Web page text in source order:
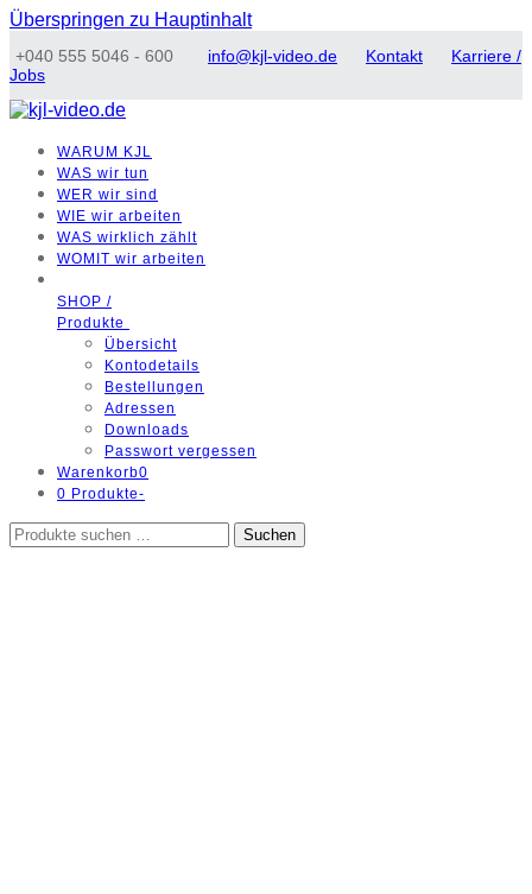
Überspringen zu Hauptinhalt
+040 555 5046 - 600 info@kjl-video.de Kontakt
Karriere /
Jobs
WARUM
KJL
WAS wir tun
WER wir sind
WIE wir arbeiten
WAS wirklich zählt
WOMIT wir arbeiten
SHOP /
Produkte
Übersicht
Kontodetails
Bestellungen
Adressen
Downloads
Passwort vergessen
Warenkorb0
0 Produkte-
Suchen
nach:
Suchen